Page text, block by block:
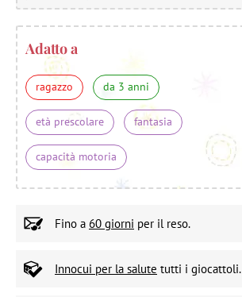
Adatto a
ragazzo da 3 anni
età prescolare fantasia
capacità motoria
Fino a 60 giorni per il reso.
Innocui per la salute tutti i giocattoli.